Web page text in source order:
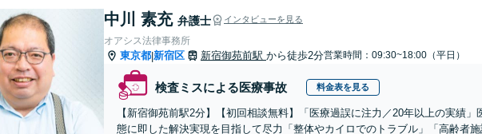
中川 素充 弁護士 インタビューを見る
オアシス法律事務所
東京都|新宿区 新宿御苑前駅 から徒歩2分営業時間：09:30~18:00（平日）
検査ミスによる医療事故 料金表を見る
【新宿御苑前駅2分】【初回相談無料】「医療過誤に注力／20年以上の実績
態に即した解決実現を目指して尽力「整体やカイロでのトラブル」「高齢者